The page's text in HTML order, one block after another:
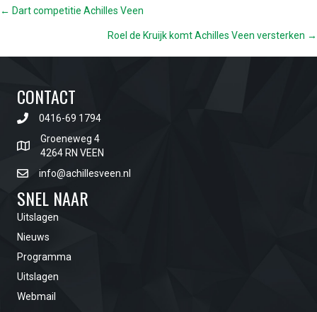
POSTS
← Dart competitie Achilles Veen
Roel de Kruijk komt Achilles Veen versterken →
CONTACT
0416-69 1794
Groeneweg 4
4264 RN VEEN
info@achillesveen.nl
SNEL NAAR
Uitslagen
Nieuws
Programma
Uitslagen
Webmail